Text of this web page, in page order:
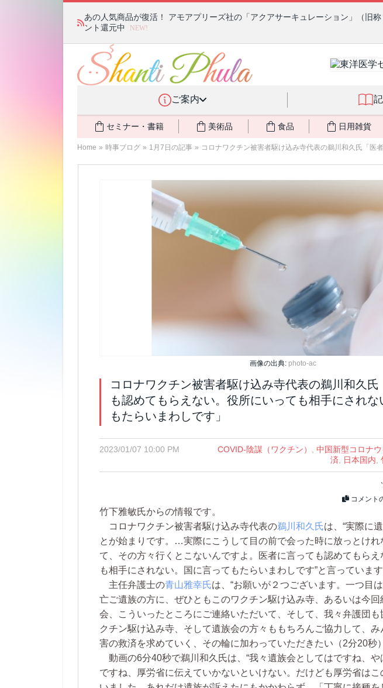
あの人気商品が復活！ アモアプリーズ社の「アクアサーキュレーション」（旧
ント還元中
NEW!
ご案内
セミナー・書籍 美術品 食品 日用雑貨
Home » 時事ブログ » 1月7日の記事 » コロナワクチン被害者駆け込み寺代表の鵜川和久氏「医
画像の出典: photo-ac
コロナワクチン被害者駆け込み寺代表の鵜川和久氏
も認めてもらえない。役所にいっても相手にされな
もたらいまわしです」
2023/01/07 10:00 PM COVID-陰謀（ワクチン） 中国新型コロナウ
済
日本国内
コメント
竹下雅敏氏からの情報です。
コロナワクチン被害者駆け込み寺代表の鵜川和久氏は、“実際に
とが始まりです。…実際にこうして目の前で会った時に放っとけれ
て、その方々行くとこないんですよ。医者に言っても認めてもらえ
も相手にされない。国に言ってもたらいまわしです”と言っています
主任弁護士の青山雅幸氏は、“お願いが２つございます。一つ目
亡ご遺族の方に、ぜひともこのワクチン駆け込み寺、あるいは今
会、こういったところにご連絡いただいて、そして、我々弁護団も
クチン駆け込み寺、そして遺族会の方々ももちろんご協力して、
害の救済を求めていく、その輪に加わっていただきたい（2分20秒
動画の6分40秒で鵜川和久氏は、“我々遺族会としてはですね、や
ですね、厚労省に伝えていかないといけない。だけども厚労省は